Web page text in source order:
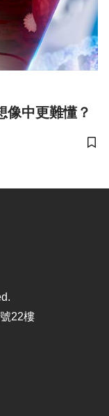
麼比想像中更難懂？
儲
22樓